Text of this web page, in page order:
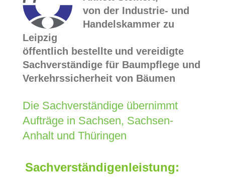
von der Industrie- und
Handelskammer zu
Leipzig
öffentlich bestellte und vereidigte
Sachverständige für Baumpflege und
Verkehrssicherheit von Bäumen
Die Sachverständige übernimmt
Aufträge in Sachsen, Sachsen-
Anhalt und Thüringen
Sachverständigenleistung: